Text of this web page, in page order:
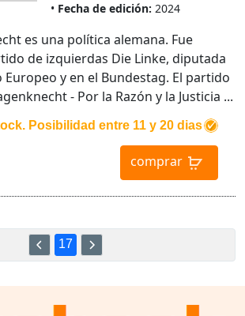
Fecha de edición: 2024
Posibilidad entre 11 y 20 dias
comprar
es una política alemana. Fue
de izquierdas Die Linke, diputada
Europeo y en el Bundestag. El partido
- Por la Razón y la Justicia ...
17